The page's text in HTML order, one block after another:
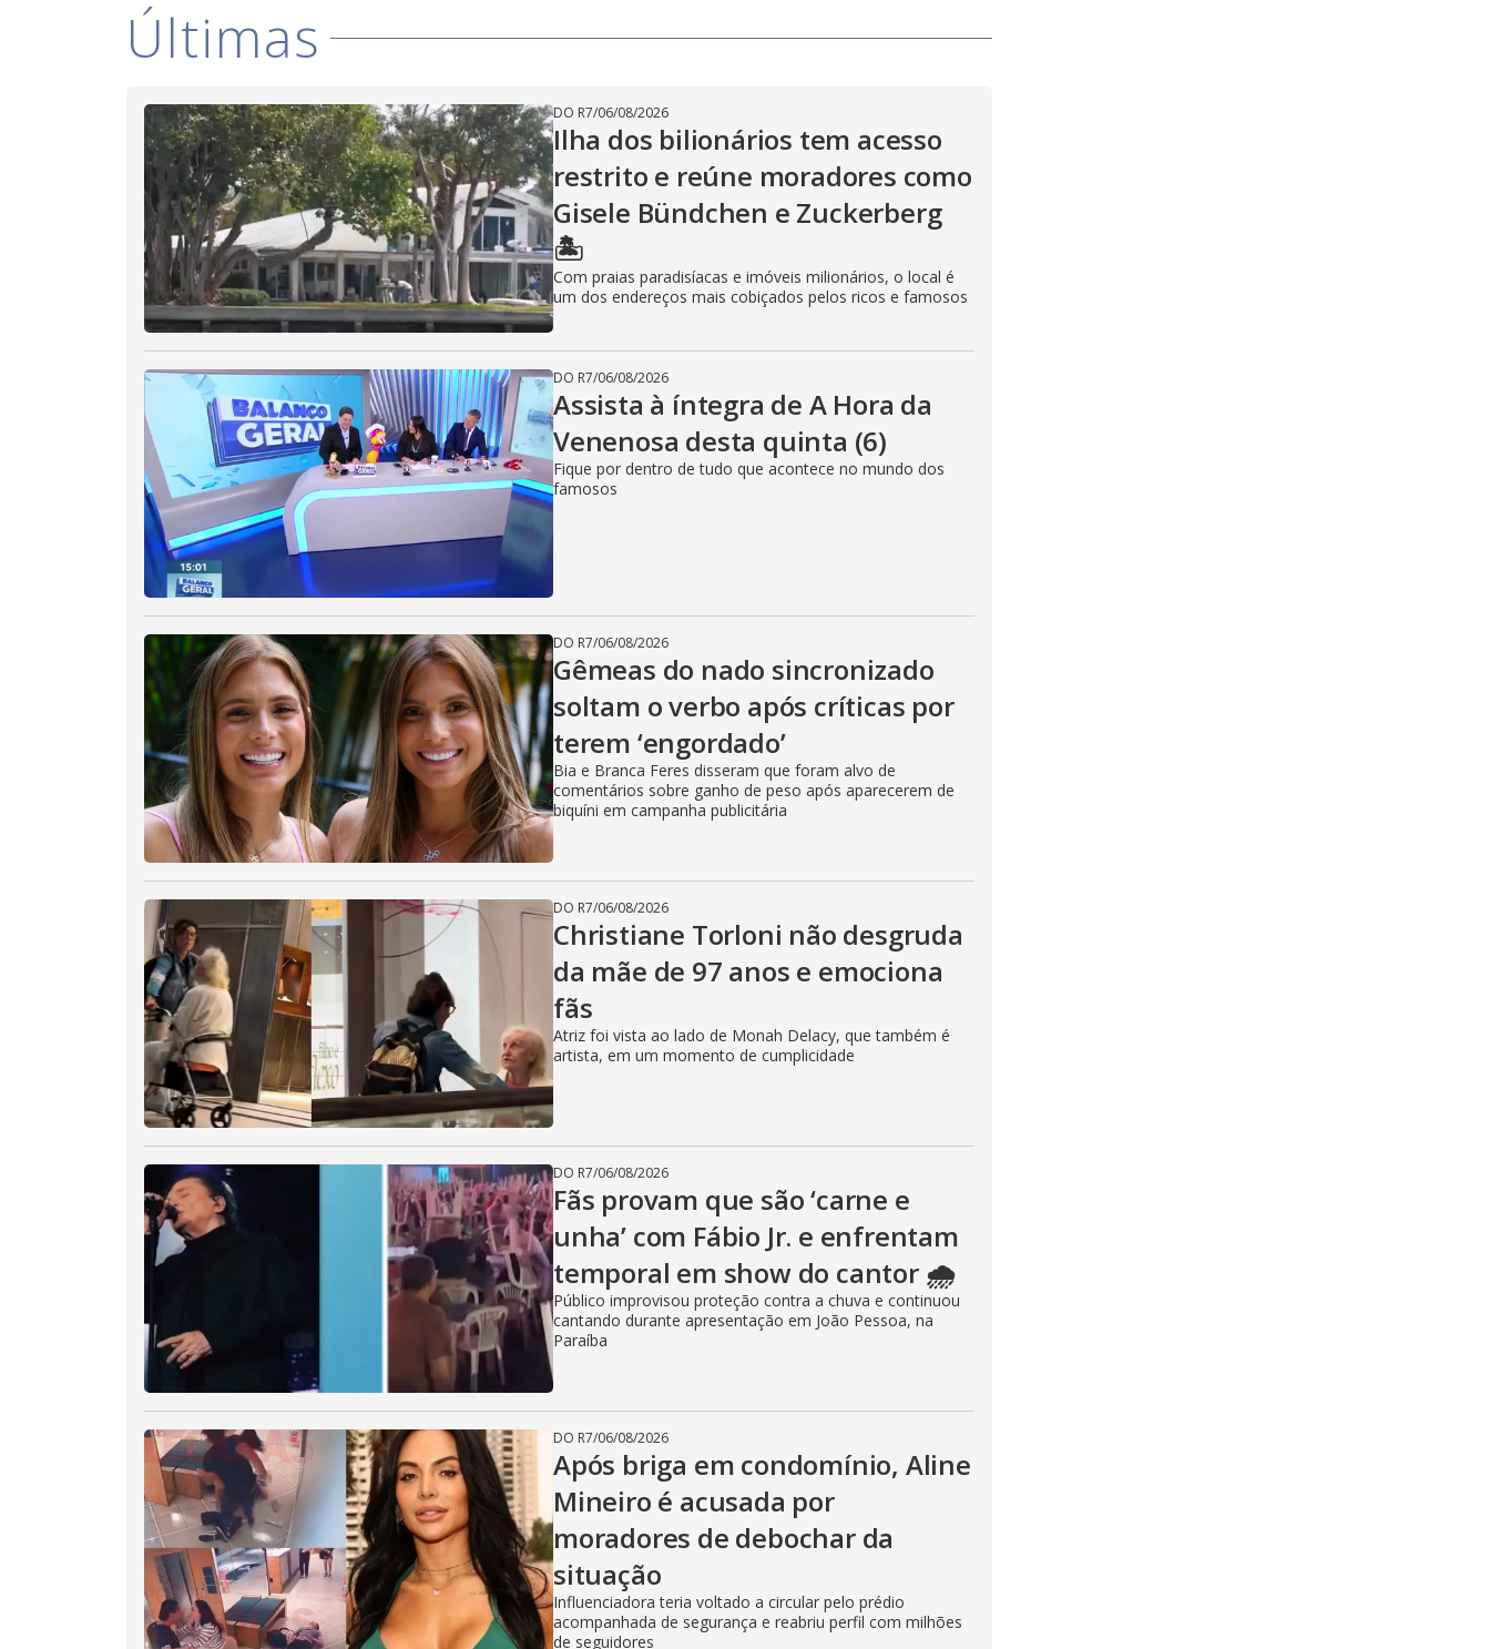
Últimas
DO R7/06/08/2026
Ilha dos bilionários tem acesso
restrito e reúne moradores como
Gisele Bündchen e Zuckerberg
🏝️
Com praias paradisíacas e imóveis milionários, o local é
um dos endereços mais cobiçados pelos ricos e famosos
DO R7/06/08/2026
Assista à íntegra de A Hora da
Venenosa desta quinta (6)
Fique por dentro de tudo que acontece no mundo dos
famosos
DO R7/06/08/2026
Gêmeas do nado sincronizado
soltam o verbo após críticas por
terem ‘engordado’
Bia e Branca Feres disseram que foram alvo de
comentários sobre ganho de peso após aparecerem de
biquíni em campanha publicitária
DO R7/06/08/2026
Christiane Torloni não desgruda
da mãe de 97 anos e emociona
fãs
Atriz foi vista ao lado de Monah Delacy, que também é
artista, em um momento de cumplicidade
DO R7/06/08/2026
Fãs provam que são ‘carne e
unha’ com Fábio Jr. e enfrentam
temporal em show do cantor 🌧️
Público improvisou proteção contra a chuva e continuou
cantando durante apresentação em João Pessoa, na
Paraíba
DO R7/06/08/2026
Após briga em condomínio, Aline
Mineiro é acusada por
moradores de debochar da
situação
Influenciadora teria voltado a circular pelo prédio
acompanhada de segurança e reabriu perfil com milhões
de seguidores